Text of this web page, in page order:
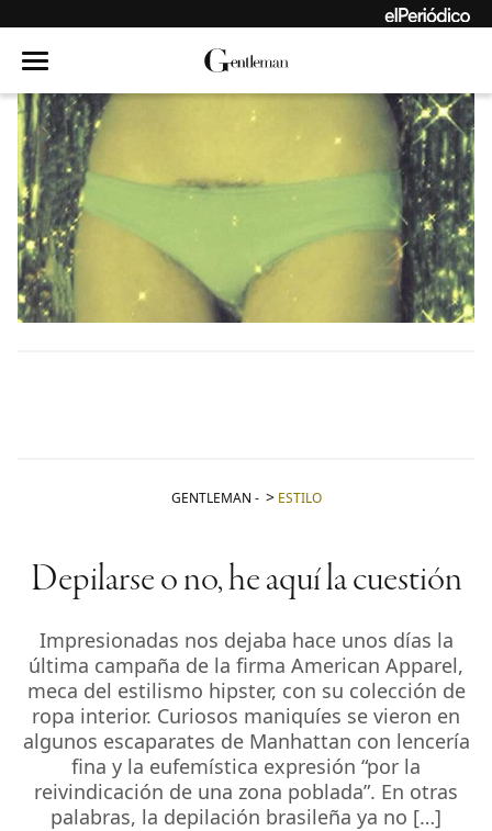
GENTLEMAN - ESTILO
Depilarse o no, he aquí la cuestión
Impresionadas nos dejaba hace unos días la
última campaña de la firma American Apparel,
meca del estilismo hipster, con su colección de
ropa interior. Curiosos maniquíes se vieron en
algunos escaparates de Manhattan con lencería
fina y la eufemística expresión “por la
reivindicación de una zona poblada”. En otras
palabras, la depilación brasileña ya no […]